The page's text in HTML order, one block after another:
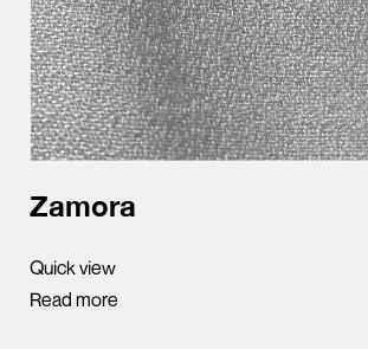
Zamora
Quick view
Read more